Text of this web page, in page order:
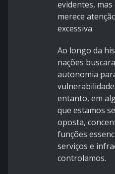
evidentes,
merece
excessiva.
Ao longo da
nações
autonomia
entanto, em
que estamos
oposta,
funções
serviços e
controlamos.